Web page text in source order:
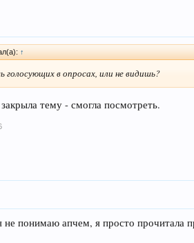
↑
в опросах, или не видишь?
тему - смогла посмотреть.
не понимаю апчем, я просто прочитала